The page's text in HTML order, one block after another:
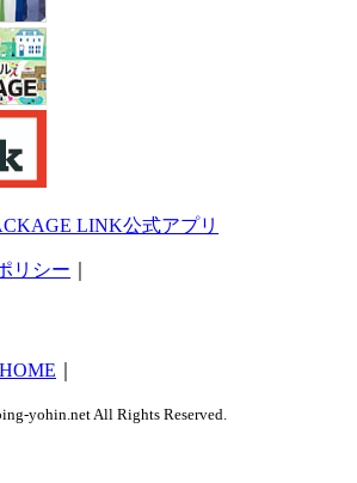
リシー
yohin.net All Rights Reserved.